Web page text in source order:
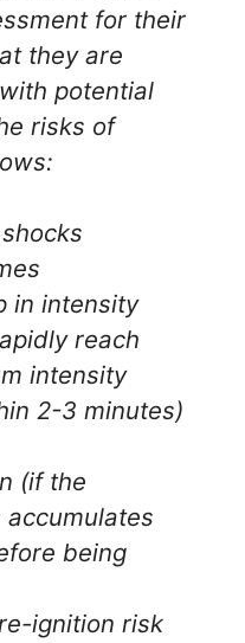
for their
they are
potential
risks of
in intensity
reach
intensity
2-3 minutes)
(if the
being
ignition risk